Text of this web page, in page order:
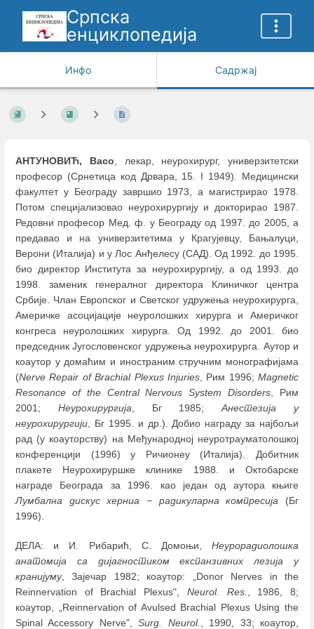
Српска
енциклопедија
Инфо Садржај
АНТУНОВИЋ, Васо, лекар, неурохирург, универзитетски
професор (Срнетица код Дрвара, 15. I 1949). Медицински
факултет у Београду завршио 1973, а магистрирао 1978.
Потом специјализовао неурохирургију и докторирао 1987.
Редовни професор Мед. ф. у Београду од 1997. до 2005, а
предавао и на универзитетима у Крагујевцу, Бањалуци,
Верони (Италија) и у Лос Анђелесу (САД). Од 1992. до 1995.
био директор Института за неурохирургију, а од 1993. до
1998. заменик генералног директора Клиничког центра
Србије. Члан Европског и Светског удружења неурохирурга,
Америчке асоцијације неуролошких хирурга и Америчког
конгреса неуролошких хирурга. Од 1992. до 2001. био
председник Југословенског удружења неурохирурга. Аутор и
коаутор у домаћим и иностраним стручним монографијама
(Nerve Repair of Brachial Plexus Injuries, Рим 1996; Magnetic
Resonance of the Central Nervous System Disorders, Рим
2001; Неурохирургија, Бг 1985;Анестезија у
неурохирургији, Бг 1995. и др.). Добио награду за најбољи
рад (у коауторству) на Међународној неуротрауматолошкој
конференцији (1996) у Ричионеу (Италија). Добитник
плакете Неурохируршке клинике 1988. и Октобарске
награде Београда за 1996. као један од аутора књиге
Лумбална дискус херниа − радикуларна компресија (Бг
1996).
ДЕЛА: и И. Рибарић, С. Домоњи, Неурорадиолошка
анатомија са дијагностиком експанзивних лезија у
кранијуму, Зајечар 1982; коаутор: „Donor Nerves in the
Reinnervation of Brachial Plexus", Neurol. Res.
, 1986, 8;
коаутор, „Reinnervation of Avulsed Brachial Plexus Using the
Spinal Accessory Nerve",Surg. Neurol. , 1990, 33; коаутор,